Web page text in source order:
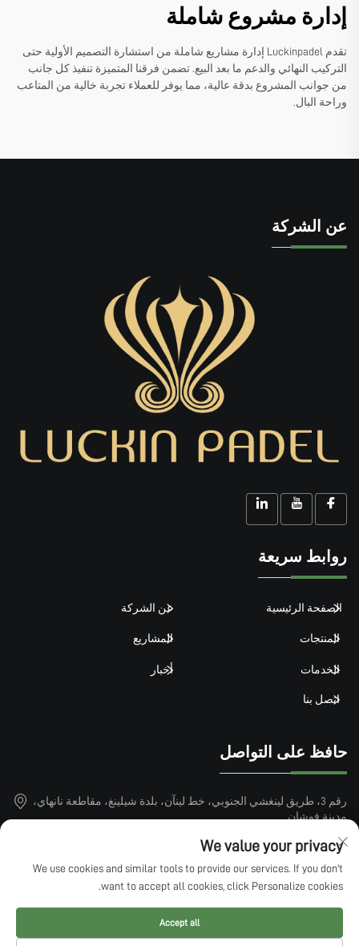
إدارة مشروع شاملة
تقدم Luckinpadel إدارة مشاريع شاملة من استشارة التصميم الأولية حتى
التركيب النهائي والدعم ما بعد البيع. تضمن فرقنا المتميزة تنفيذ كل جانب
من جوانب المشروع بدقة عالية، مما يوفر للعملاء تجربة خالية من المتاعب
وراحة البال.
عن الشركة
روابط سريعة
الصفحة الرئيسية عن الشركة
المنتجات المشاريع
الخدمات أخبار
اتصل بنا
حافظ على التواصل
رقم 3، طريق لينغشي الجنوبي، خط لينآن، بلدة شيلينغ، مقاطعة نانهاي،
مدينة فوشان
+86-15913101899
حقوق النشر © 2025 بواسطة QINGDAO LUCKIN SPORTS FACTILITIES
We value your privacy
We use cookies and similar tools to provide our services. If you don't
want to accept all cookies, click Personalize cookies.
Accept all